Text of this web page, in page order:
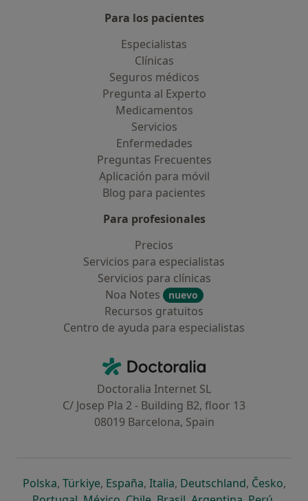
Para los pacientes
Especialistas
Clínicas
Seguros médicos
Pregunta al Experto
Medicamentos
Servicios
Enfermedades
Preguntas Frecuentes
Aplicación para móvil
Blog para pacientes
Para profesionales
Precios
Servicios para especialistas
Servicios para clínicas
Noa Notes
nuevo
Recursos gratuitos
Centro de ayuda para especialistas
Doctoralia - Página de inicio
Doctoralia Internet SL
C/ Josep Pla 2 - Building B2, floor 13
08019 Barcelona, Spain
Polskase abre en una nueva pestaña
, Türkiyese abre en una nueva pestaña
, Españase abre en una nueva pestaña
, Italiase abre en una nueva
, Deutschlandse abre en
, Českose
,